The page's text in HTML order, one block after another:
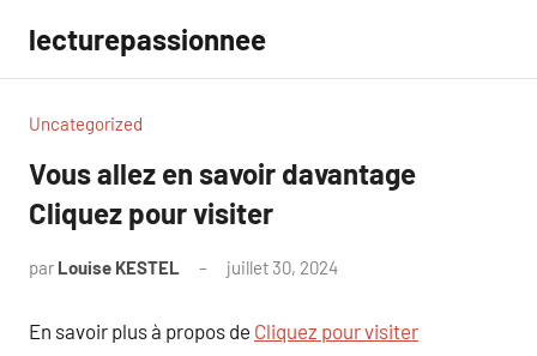
contenu
lecturepassionnee
Uncategorized
Vous allez en savoir davantage
Cliquez pour visiter
par Louise KESTEL juillet 30, 2024
En savoir plus à propos de Cliquez pour visiter